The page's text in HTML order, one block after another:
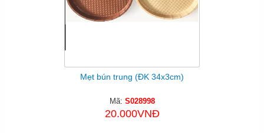
Mẹt bún trung (ĐK 34x3cm)
Mã: S028998
20.000VNĐ